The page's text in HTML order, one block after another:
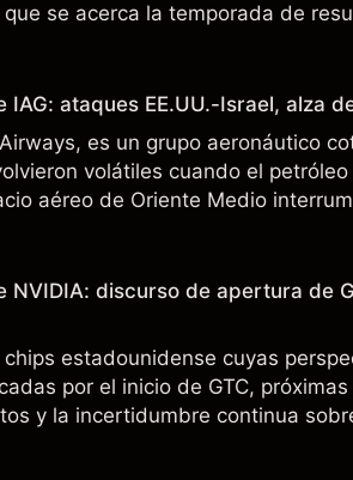
se acerca la temporada de
IAG: ataques EE.UU.-Israel, alza
es un grupo aeronáutico
volátiles cuando el petróleo
aéreo de Oriente Medio
no es un indicador fiable de
NVIDIA: discurso de apertura de
estadounidense cuyas
por el inicio de GTC, próximas
y la incertidumbre continua
El rendimiento pasado no es